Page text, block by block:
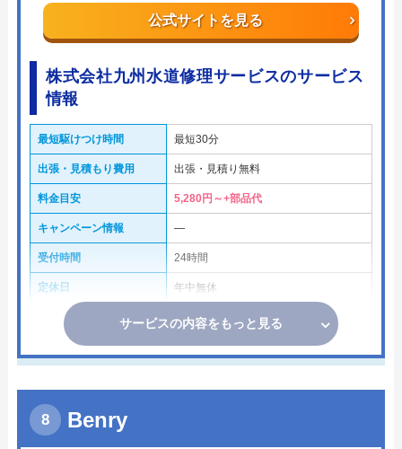
公式サイトを見る
株式会社九州水道修理サービスのサービス
情報
最短駆けつけ時間 最短30分
出張・見積もり費用 出張・見積り無料
料金目安 5,280円～+部品代
キャンペーン情報 ―
受付時間 24時間
定休日 年中無休
サービスの内容をもっと見る
Benry